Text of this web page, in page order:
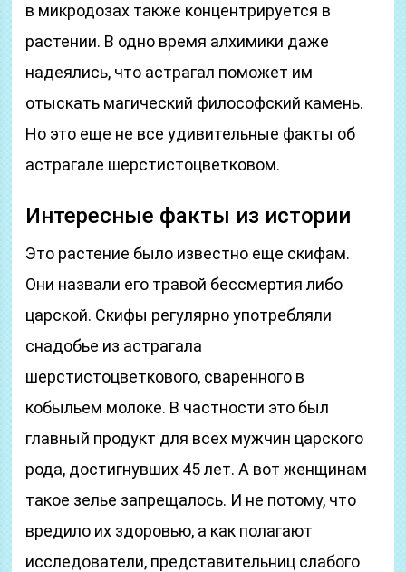
в микродозах также концентрируется в
растении. В одно время алхимики даже
надеялись, что астрагал поможет им
отыскать магический философский камень.
Но это еще не все удивительные факты об
астрагале шерстистоцветковом.
Интересные факты из истории
Это растение было известно еще скифам.
Они назвали его травой бессмертия либо
царской. Скифы регулярно употребляли
снадобье из астрагала
шерстистоцветкового, сваренного в
кобыльем молоке. В частности это был
главный продукт для всех мужчин царского
рода, достигнувших 45 лет. А вот женщинам
такое зелье запрещалось. И не потому, что
вредило их здоровью, а как полагают
исследователи, представительниц слабого